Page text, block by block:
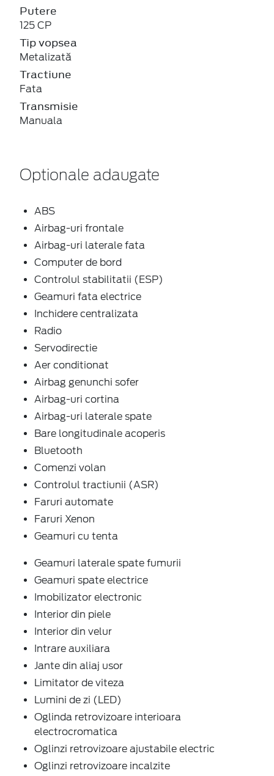
Putere
125 CP
Tip vopsea
Metalizată
Tractiune
Fata
Transmisie
Manuala
Optionale adaugate
ABS
Airbag-uri frontale
Airbag-uri laterale fata
Computer de bord
Controlul stabilitatii (ESP)
Geamuri fata electrice
Inchidere centralizata
Radio
Servodirectie
Aer conditionat
Airbag genunchi sofer
Airbag-uri cortina
Airbag-uri laterale spate
Bare longitudinale acoperis
Bluetooth
Comenzi volan
Controlul tractiunii (ASR)
Faruri automate
Faruri Xenon
Geamuri cu tenta
Geamuri laterale spate fumurii
Geamuri spate electrice
Imobilizator electronic
Interior din piele
Interior din velur
Intrare auxiliara
Jante din aliaj usor
Limitator de viteza
Lumini de zi (LED)
Oglinda retrovizoare interioara
electrocromatica
Oglinzi retrovizoare ajustabile electric
Oglinzi retrovizoare incalzite